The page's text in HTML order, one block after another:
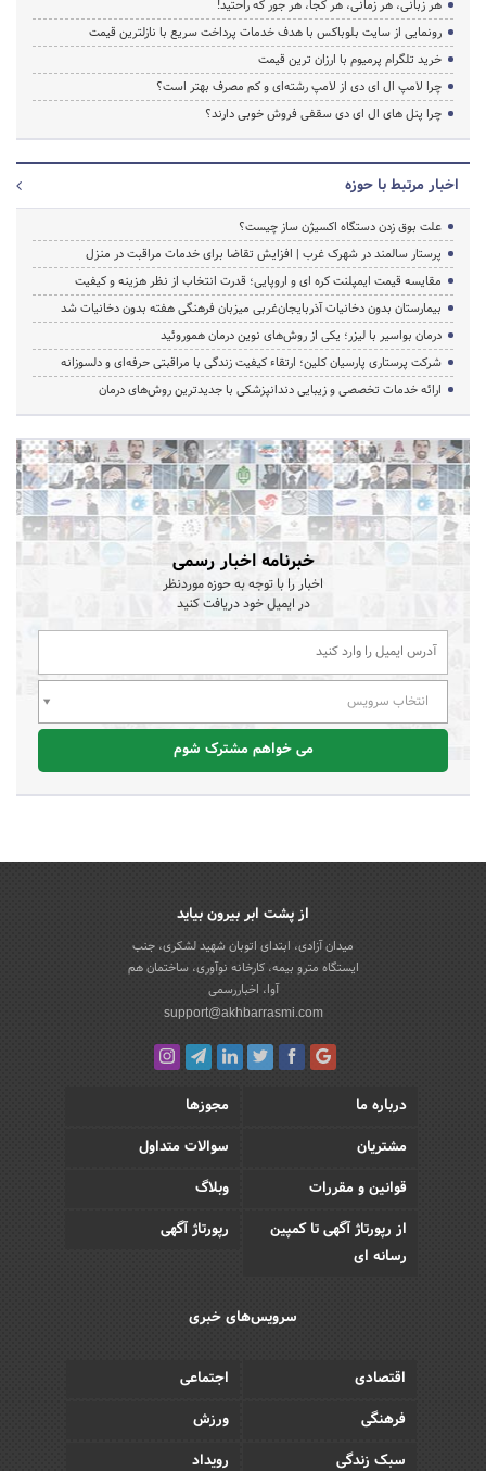
هر زبانی، هر زمانی، هر کجا، هر جور که راحتید!
رونمایی از سایت بلوباکس با هدف خدمات پرداخت سریع با نازلترین قیمت
خرید تلگرام پرمیوم با ارزان ترین قیمت
چرا لامپ ال ای دی از لامپ رشته‌ای و کم مصرف بهتر است؟
چرا پنل های ال ای دی سقفی فروش خوبی دارند؟
اخبار مرتبط با حوزه
علت بوق زدن دستگاه اکسیژن ساز چیست؟
پرستار سالمند در شهرک غرب | افزایش تقاضا برای خدمات مراقبت در منزل
مقایسه قیمت ایمپلنت کره ای و اروپایی؛ قدرت انتخاب از نظر هزینه و کیفیت
بیمارستان بدون دخانیات آذربایجان‌غربی میزبان فرهنگی هفته بدون دخانیات شد
درمان بواسیر با لیزر؛ یکی از روش‌های نوین درمان هموروئید
شرکت پرستاری پارسیان کلین؛ ارتقاء کیفیت زندگی با مراقبتی حرفه‌ای و دلسوزانه
ارائه خدمات تخصصی و زیبایی دندانپزشکی با جدیدترین روش‌های درمان
خبرنامه اخبار رسمی
اخبار را با توجه به حوزه موردنظر
در ایمیل خود دریافت کنید
انتخاب سرویس
می خواهم مشترک شوم
از پشت ابر بیرون بیاید
میدان آزادی، ابتدای اتوبان شهید لشکری، جنب
ایستگاه مترو بیمه، کارخانه نوآوری، ساختمان هم
آوا، اخباررسمی
support@akhbarrasmi.com
درباره ما
مجوزها
مشتریان
سوالات متداول
قوانین و مقررات
وبلاگ
از رپورتاژ آگهی تا کمپین
رسانه ای
رپورتاژ آگهی
سرویس‌های خبری
اقتصادی
اجتماعی
فرهنگی
ورزش
سبک زندگی
رویداد